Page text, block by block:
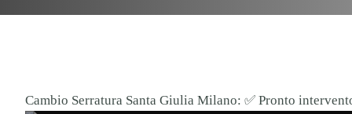
Cambio Serratura Santa Giulia Milano: ✅ Pronto